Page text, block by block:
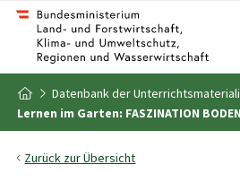
Zum Inhalt
Zum Inhaltsverzeichnis
Zur Startseite
Datenbank der
Lernen im Garten: FASZINATION BODEN
Zurück zur Übersicht